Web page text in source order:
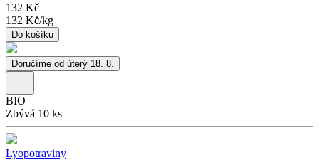
132 Kč
132 Kč/kg
Do košíku
Doručíme od úterý 18. 8.
BIO
Zbývá 10 ks
Lyopotraviny